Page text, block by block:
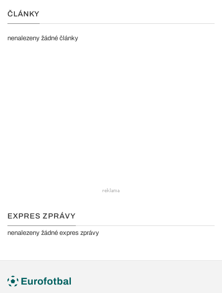
ČLÁNKY
nenalezeny žádné články
EXPRES ZPRÁVY
nenalezeny žádné expres zprávy